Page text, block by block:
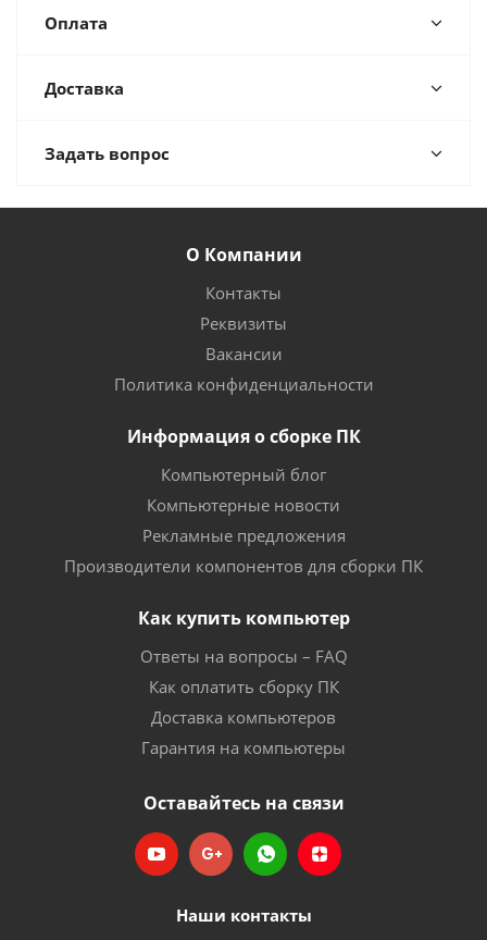
Оплата
Доставка
Задать вопрос
О Компании
Контакты
Реквизиты
Вакансии
Политика конфиденциальности
Информация о сборке ПК
Компьютерный блог
Компьютерные новости
Рекламные предложения
Производители компонентов для сборки ПК
Как купить компьютер
Ответы на вопросы – FAQ
Как оплатить сборку ПК
Доставка компьютеров
Гарантия на компьютеры
Оставайтесь на связи
Наши контакты